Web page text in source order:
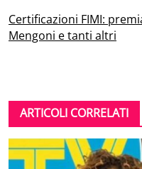
Certificazioni FIMI:
Mengoni e tanti altri
ARTICOLI CORRELATI